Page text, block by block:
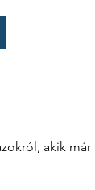
akik már